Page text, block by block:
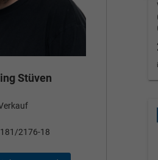
Stüven
2176-18